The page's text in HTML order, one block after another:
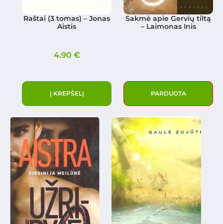
Raštai (3 tomas) – Jonas
Aistis
4.90 €
Į KREPŠELĮ
Sakmė apie Gervių tiltą
– Laimonas Inis
PARDUOTA